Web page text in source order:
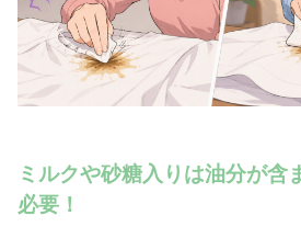
ミルクや砂糖入りは油分が含
必要！